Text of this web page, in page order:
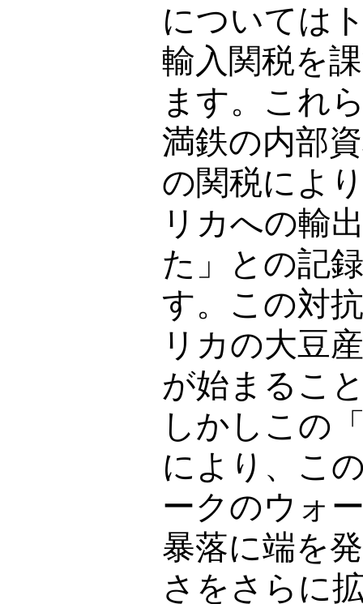
については
輸入関税を
ます。これ
満鉄の内部
の関税によ
リカへの輸
た」との記
す。この対
リカの大豆
が始まるこ
しかしこの
により、こ
ークのウォ
暴落に端を
さをさらに